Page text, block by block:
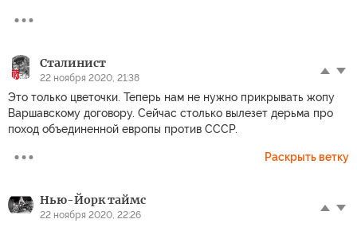
Сталинист
22 ноября 2020, 21:38
Это только цветочки. Теперь нам не нужно прикрывать жопу
Варшавскому договору. Сейчас столько вылезет дерьма про
поход объединенной европы против СССР.
Раскрыть ветку
Нью-Йорк таймс
22 ноября 2020, 22:26